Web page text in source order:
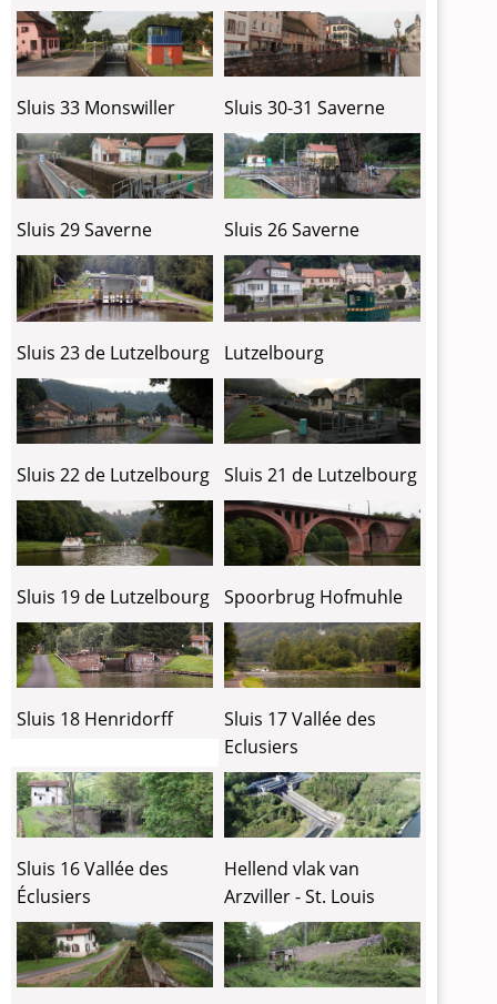
Sluis 33 Monswiller Sluis 30-31 Saverne
Sluis 29 Saverne Sluis 26 Saverne
Sluis 23 de Lutzelbourg Lutzelbourg
Sluis 22 de Lutzelbourg Sluis 21 de Lutzelbourg
Sluis 19 de Lutzelbourg Spoorbrug Hofmuhle
Sluis 18 Henridorff
Sluis 17 Vallée des
Eclusiers
Sluis 16 Vallée des
Éclusiers
Hellend vlak van
Arzviller - St. Louis